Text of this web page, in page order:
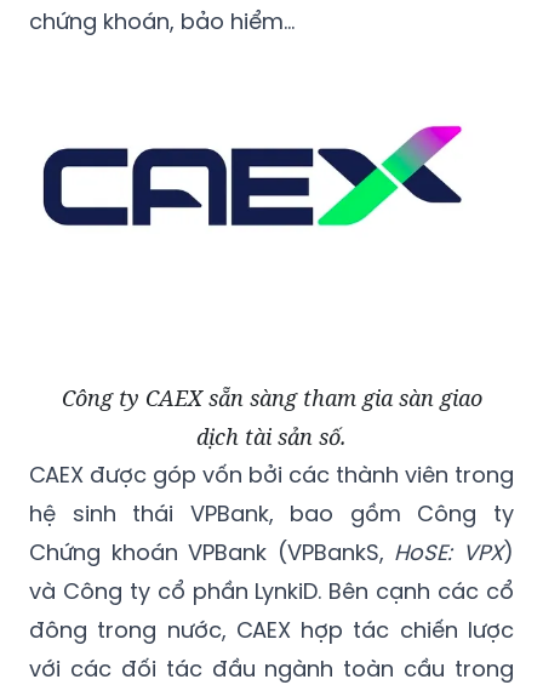
chứng khoán, bảo hiểm...
Công ty CAEX sẵn sàng tham gia sàn giao
dịch tài sản số.
CAEX được góp vốn bởi các thành viên trong
hệ sinh thái VPBank, bao gồm Công ty
Chứng khoán VPBank (VPBankS, HoSE: VPX)
và Công ty cổ phần LynkiD. Bên cạnh các cổ
đông trong nước, CAEX hợp tác chiến lược
với các đối tác đầu ngành toàn cầu trong